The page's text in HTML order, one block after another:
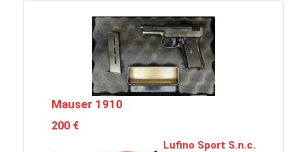
Mauser 1910
200 €
Lufino Sport S.n.c.